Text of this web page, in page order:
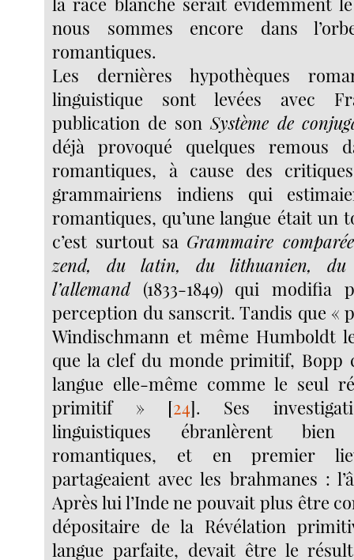
nous sommes encore dans
romantiques.
Les dernières hypothèques
linguistique sont levées avec
publication de son Système de
déjà provoqué quelques remous
romantiques, à cause des
grammairiens indiens qui
romantiques, qu’une langue était un
c’est surtout sa Grammaire
zend, du latin, du lithuanien, du
l’allemand(1833-1849) qui modifia
perception du sanscrit. Tandis que «
Windischmann et même Humboldt
que la clef du monde primitif, Bopp
langue elle-même comme le seul
primitif » [24]. Ses
linguistiques ébranlèrent
romantiques, et en premier
partageaient avec les brahmanes :
Après lui l’Inde ne pouvait plus être
dépositaire de la Révélation
langue parfaite, devait être le